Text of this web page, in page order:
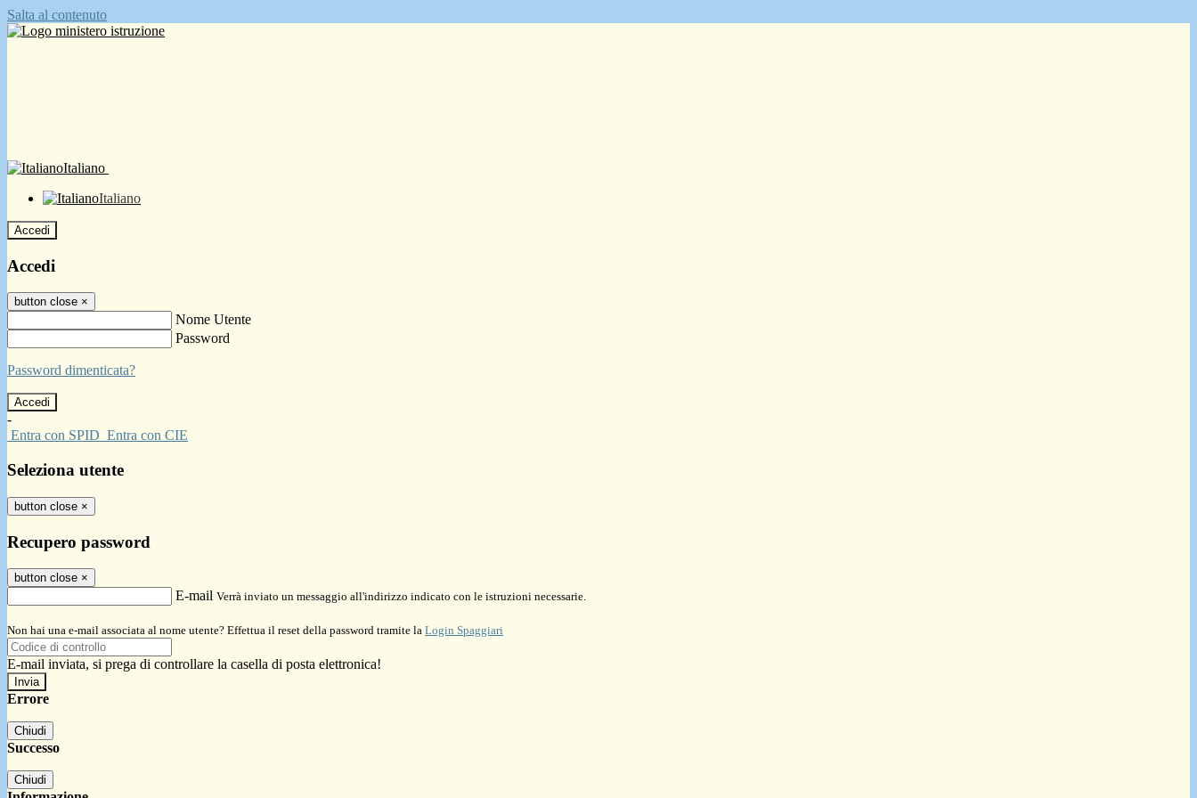
Salta al contenuto
Italiano
Italiano
Accedi
Accedi
button close ×
Nome Utente
Password
Password dimenticata?
-
Entra con SPID Entra con CIE
Seleziona utente
button close ×
Recupero password
button close ×
E-mail Verrà inviato un messaggio all'indirizzo indicato con le istruzioni necessarie.
Non hai una e-mail associata al nome utente? Effettua il reset della password tramite la Login Spaggiari
E-mail inviata, si prega di controllare la casella di posta elettronica!
Errore
Chiudi
Successo
Chiudi